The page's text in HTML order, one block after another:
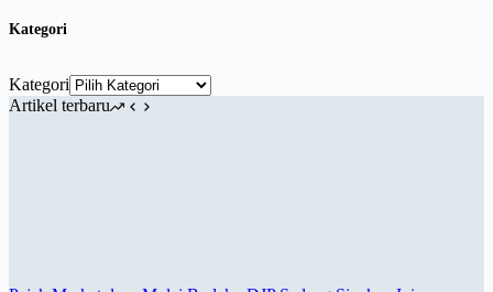
Kategori
Kategori
Artikel terbaru